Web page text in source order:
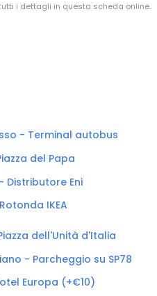
i dettagli in questa scheda online.
- Terminal autobus
del Papa
Distributore Eni
IKEA
dell'Unità d'Italia
- Parcheggio su SP78
Europa (+€10)